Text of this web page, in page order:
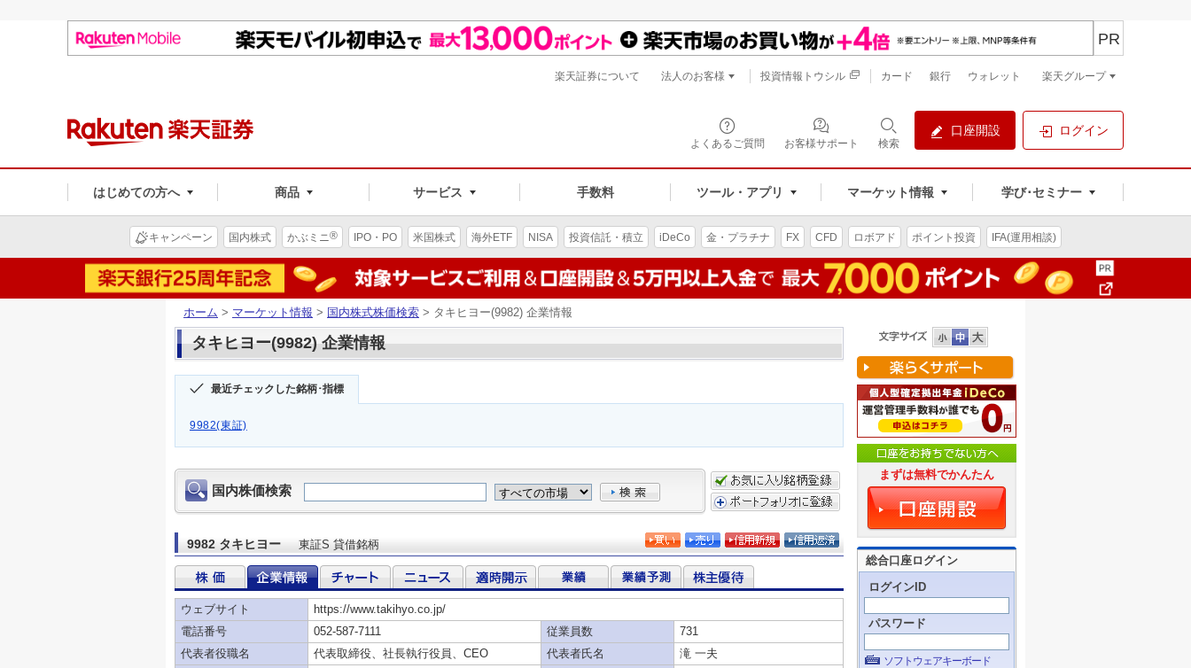
よくあるご質問 お客様サポート 検索
口座開設 ログイン
はじめての方へ 商品 サービス 手数料 ツール・アプリ マーケット情報 学び･セミナー
PR
楽天証券について 法人のお客様 投資情報トウシル カード 銀行 ウォレット 楽天グループ
キャンペーン 国内株式 かぶミニ® IPO・PO 米国株式 海外ETF NISA 投資信託・積立 iDeCo 金・プラチナ FX CFD ロボアド ポイント投資 IFA(運用相談)
ホーム > マーケット情報 > 国内株式株価検索 > タキヒヨー(9982) 企業情報
タキヒヨー(9982) 企業情報
最近チェックした銘柄･指標
9982(東証)
まずは無料でかんたん
総合口座ログイン
ログインID
パスワード
ソフトウェアキーボード